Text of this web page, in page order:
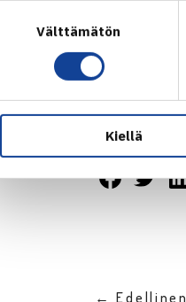
Välttämätön
Kiellä
Jaa:
← Edellinen